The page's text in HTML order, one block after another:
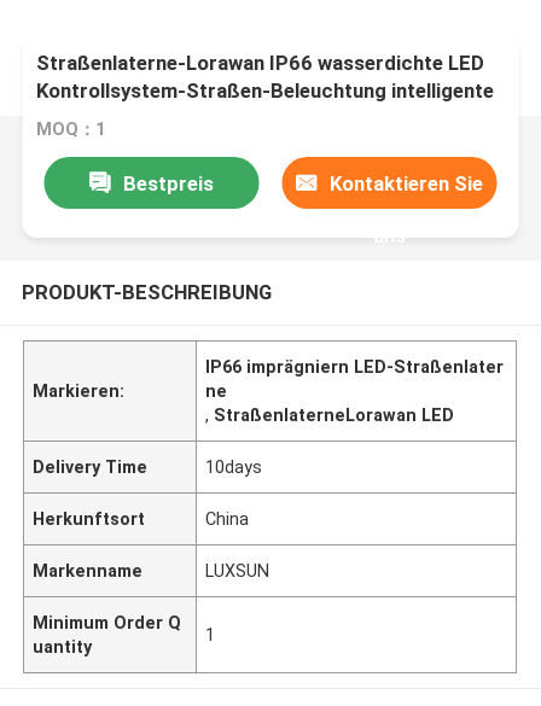
Straßenlaterne-Lorawan IP66 wasserdichte LED
Kontrollsystem-Straßen-Beleuchtung intelligente
im Freien
MOQ：1
Bestpreis Kontaktieren Sie
uns
PRODUKT-BESCHREIBUNG
Markieren:
IP66 imprägniern LED-Straßenlater
ne
, StraßenlaterneLorawan LED
Delivery Time 10days
Herkunftsort China
Markenname LUXSUN
Minimum Order Q
uantity
1